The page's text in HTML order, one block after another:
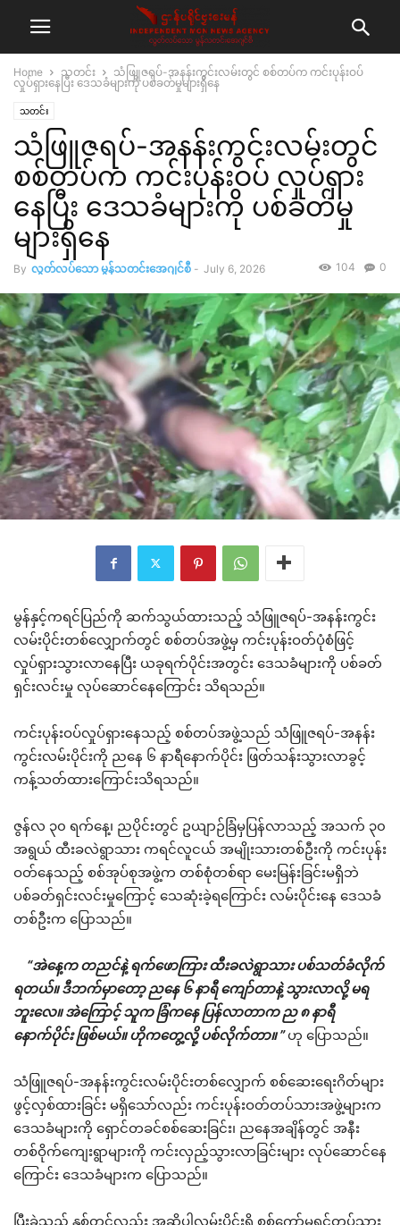
Home သတင်း
သံဖြူဇရပ်-အနန်းကွင်းလမ်းတွင် စစ်တပ်က ကင်းပုန်းဝပ်
လှုပ်ရှားနေပြီး ဒေသခံများကို ပစ်ခတ်မှုများရှိနေ
သတင်း
သံဖြူဇရပ်-အနန်းကွင်းလမ်းတွင်
စစ်တပ်က ကင်းပုန်းဝပ် လှုပ်ရှား
နေပြီး ဒေသခံများကို ပစ်ခတ်မှု
များရှိနေ
By လွတ်လပ်သော မွန်သတင်းအေဂျင်စီ - July 6, 2026 0
104
မွန်နှင့်ကရင်ပြည်ကို ဆက်သွယ်ထားသည့် သံဖြူဇရပ်-အနန်းကွင်း
လမ်းပိုင်းတစ်လျှောက်တွင် စစ်တပ်အဖွဲ့မှ ကင်းပုန်းဝတ်ပုံစံဖြင့်
လှုပ်ရှားသွားလာနေပြီး ယခုရက်ပိုင်းအတွင်း ဒေသခံများကို ပစ်ခတ်
ရှင်းလင်းမှု လုပ်ဆောင်နေကြောင်း သိရသည်။
ကင်းပုန်းဝပ်လှုပ်ရှားနေသည့် စစ်တပ်အဖွဲ့သည် သံဖြူဇရပ်-အနန်း
ကွင်းလမ်းပိုင်းကို ညနေ ၆ နာရီနောက်ပိုင်း ဖြတ်သန်းသွားလာခွင့်
ကန့်သတ်ထားကြောင်းသိရသည်။
ဇွန်လ ၃၀ ရက်နေ့၊ ညပိုင်းတွင် ဥယျာဉ်ခြံမှပြန်လာသည့် အသက် ၃၀
အရွယ် ထီးခလဲရွာသား ကရင်လူငယ် အမျိုးသားတစ်ဦးကို ကင်းပုန်း
ဝတ်နေသည့် စစ်အုပ်စုအဖွဲ့က တစ်စုံတစ်ရာ မေးမြန်းခြင်းမရှိဘဲ
ပစ်ခတ်ရှင်းလင်းမှုကြောင့် သေဆုံးခဲ့ရကြောင်း လမ်းပိုင်းနေ ဒေသခံ
တစ်ဦးက ပြောသည်။
“အဲနေ့က တညင်နဲ့ ရက်ဖောကြား ထီးခလဲရွာသား ပစ်သတ်ခံလိုက်
ရတယ်။ ဒီဘက်မှာတော့ ညနေ ၆ နာရီ ကျော်တာနဲ့ သွားလာလို့ မရ
ဘူးလေ။ အဲကြောင့် သူက ခြံကနေ ပြန်လာတာက ည ၈ နာရီ
နောက်ပိုင်း ဖြစ်မယ်။ ဟိုကတွေ့လို့ ပစ်လိုက်တာ။ ”ဟု ပြောသည်။
သံဖြူဇရပ်-အနန်းကွင်းလမ်းပိုင်းတစ်လျှောက် စစ်ဆေးရေးဂိတ်များ
ဖွင့်လှစ်ထားခြင်း မရှိသော်လည်း ကင်းပုန်းဝတ်တပ်သားအဖွဲ့များက
ဒေသခံများကို ရှောင်တခင်စစ်ဆေးခြင်း၊ ညနေအချိန်တွင် အနီး
တစ်ဝိုက်ကျေးရွာများကို ကင်းလှည့်သွားလာခြင်းများ လုပ်ဆောင်နေ
ကြောင်း ဒေသခံများက ပြောသည်။
ပြီးခဲ့သည့် နှစ်တွင်လည်း အဆိုပါလမ်းပိုင်းရှိ စစ်ကော်မရှင်တပ်သား